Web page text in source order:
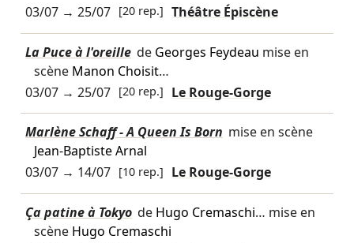
03/07→ 25/07 [20 rep.] Théâtre Épiscène
La Puce à l'oreille de Georges Feydeau mise en
scène Manon Choisit…
03/07→ 25/07 [20 rep.] Le Rouge-Gorge
Marlène Schaff - A Queen Is Born mise en scène
Jean-Baptiste Arnal
03/07→ 14/07 [10 rep.] Le Rouge-Gorge
Ça patine à Tokyo de Hugo Cremaschi… mise en
scène Hugo Cremaschi